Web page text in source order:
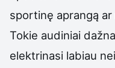
sportinę aprangą
Tokie audiniai
elektrinasi labiau